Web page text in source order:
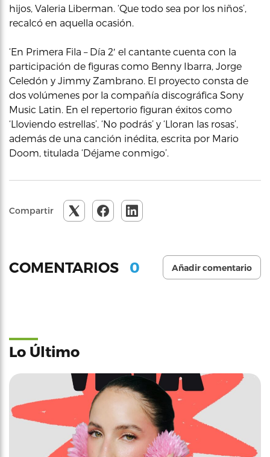
hijos, Valeria Liberman. ‘Que todo sea por los niños’,
recalcó en aquella ocasión.
‘En Primera Fila – Día 2′ el cantante cuenta con la
participación de figuras como Benny Ibarra, Jorge
Celedón y Jimmy Zambrano. El proyecto consta de
dos volúmenes por la compañía discográfica Sony
Music Latin. En el repertorio figuran éxitos como
‘Lloviendo estrellas’, ‘No podrás’ y ‘Lloran las rosas’,
además de una canción inédita, escrita por Mario
Doom, titulada ‘Déjame conmigo’.
Compartir
COMENTARIOS 0 Añadir comentario
Lo Último